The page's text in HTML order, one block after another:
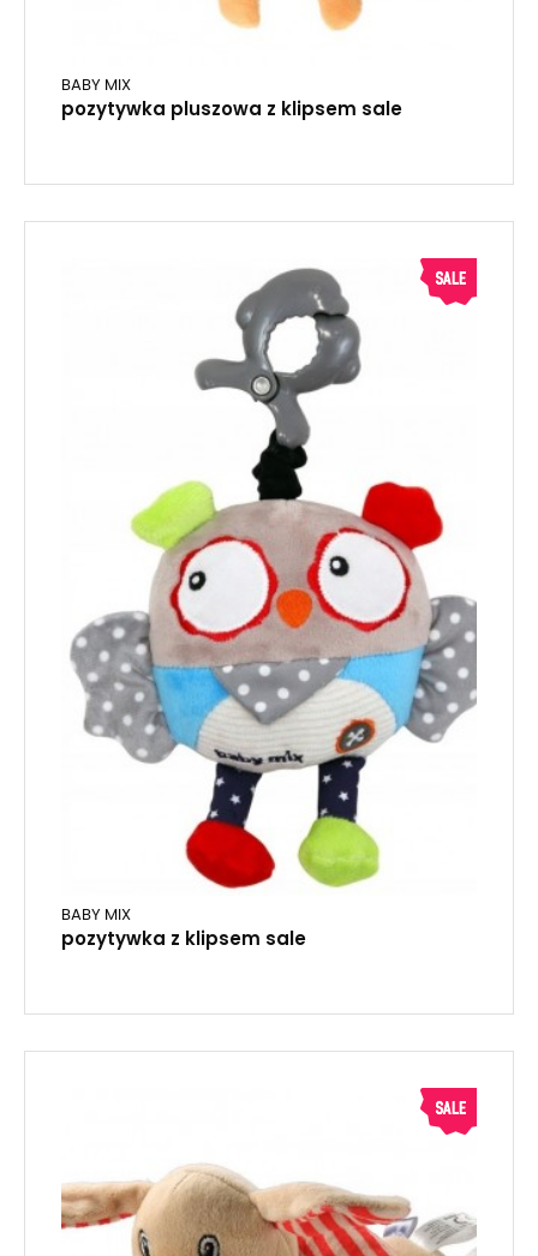
BABY MIX
pozytywka pluszowa z klipsem sale
BABY MIX
pozytywka z klipsem sale